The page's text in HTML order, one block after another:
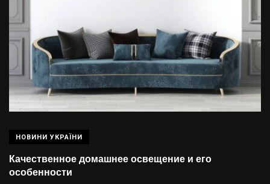
НОВИНИ УКРАЇНИ
Качественное домашнее освещение и его
особенности